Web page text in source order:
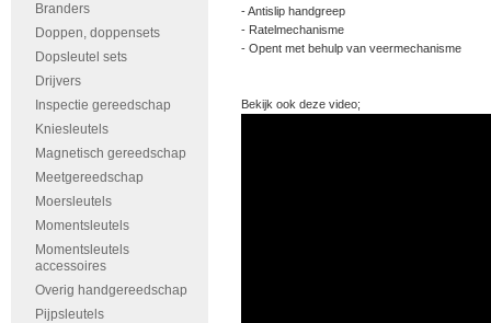
Branders
Doppen, doppensets
Dopsleutel sets
Drijvers
Inspectie gereedschap
Kniesleutels
Magnetisch gereedschap
Meetgereedschap
Moersleutels
Momentsleutels
Momentsleutels
accessoires
Overig handgereedschap
Pijpsleutels
- Antislip handgreep
- Ratelmechanisme
- Opent met behulp van veermechanisme
Bekijk ook deze video;